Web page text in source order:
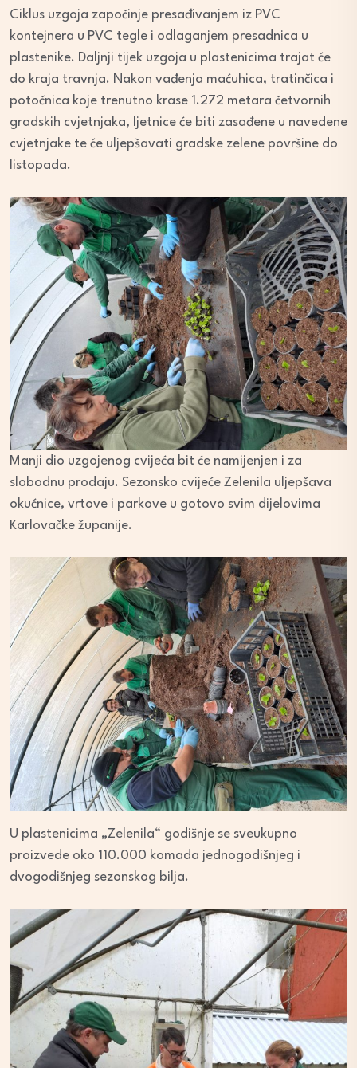
Ciklus uzgoja započinje presađivanjem iz PVC
kontejnera u PVC tegle i odlaganjem presadnica u
plastenike. Daljnji tijek uzgoja u plastenicima trajat će
do kraja travnja. Nakon vađenja maćuhica, tratinčica i
potočnica koje trenutno krase 1.272 metara četvornih
gradskih cvjetnjaka, ljetnice će biti zasađene u navedene
cvjetnjake te će uljepšavati gradske zelene površine do
listopada.
Manji dio uzgojenog cvijeća bit će namijenjen i za
slobodnu prodaju. Sezonsko cvijeće Zelenila uljepšava
okućnice, vrtove i parkove u gotovo svim dijelovima
Karlovačke županije.
U plastenicima „Zelenila“ godišnje se sveukupno
proizvede oko 110.000 komada jednogodišnjeg i
dvogodišnjeg sezonskog bilja.